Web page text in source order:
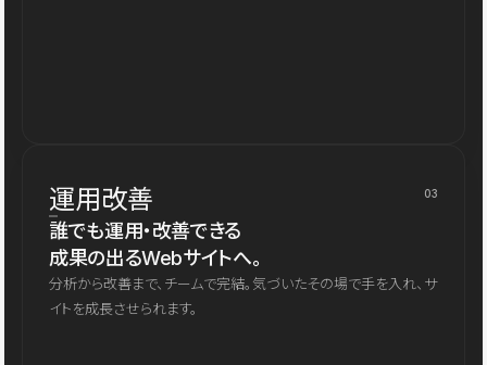
運用改善 03
誰でも運用・改善できる
成果の出るWebサイトへ。
分析から改善まで、チームで完結。気づいたその場で手を入れ、サ
イトを成長させられます。